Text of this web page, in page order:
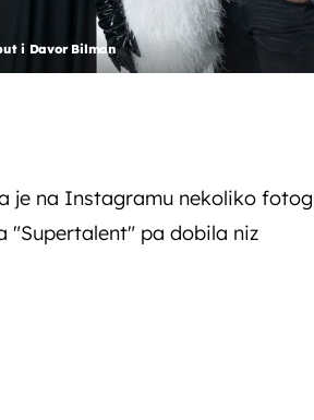
i Davor Bilman
je na Instagramu nekoliko
"Supertalent" pa dobila niz